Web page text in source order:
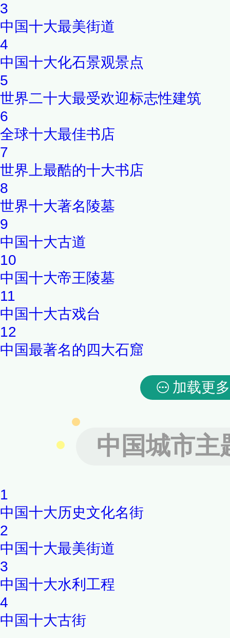
3
中国十大最美街道
4
中国十大化石景观景点
5
世界二十大最受欢迎标志性建筑
6
全球十大最佳书店
7
世界上最酷的十大书店
8
世界十大著名陵墓
9
中国十大古道
10
中国十大帝王陵墓
11
中国十大古戏台
12
中国最著名的四大石窟
加载更多
中国城市主
1
中国十大历史文化名街
2
中国十大最美街道
3
中国十大水利工程
4
中国十大古街